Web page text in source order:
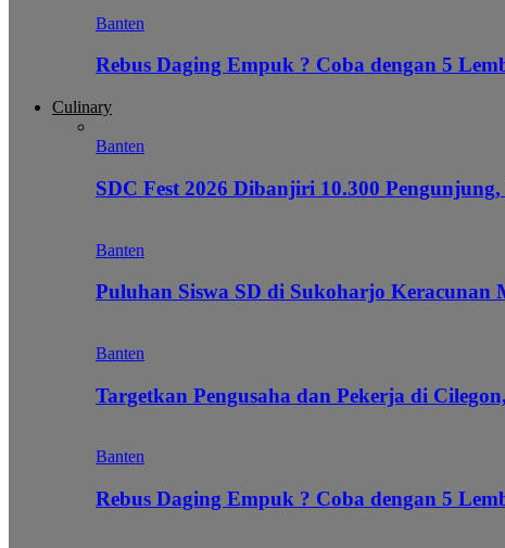
Banten
Rebus Daging Empuk ? Coba dengan 5
Culinary
Banten
SDC Fest 2026 Dibanjiri 10.300
Banten
Puluhan Siswa SD di Sukoharjo Keracunan
Banten
Targetkan Pengusaha dan Pekerja di
Banten
Rebus Daging Empuk ? Coba dengan 5